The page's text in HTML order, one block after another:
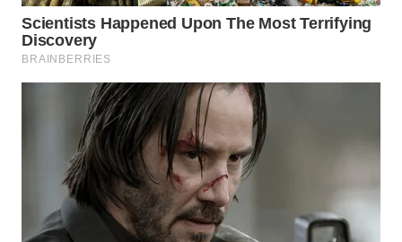
LABUANBAJO
WN
BORNEO
WAHANA
NEWS